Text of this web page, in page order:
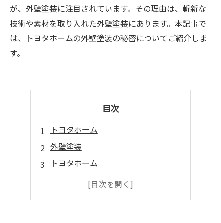
が、外壁塗装に注目されています。その理由は、斬新な
技術や素材を取り入れた外壁塗装にあります。本記事で
は、トヨタホームの外壁塗装の秘密についてご紹介しま
す。
目次
トヨタホーム
外壁塗装
トヨタホーム
外壁塗装の秘密